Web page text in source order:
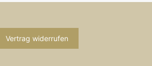
Vertrag widerrufen